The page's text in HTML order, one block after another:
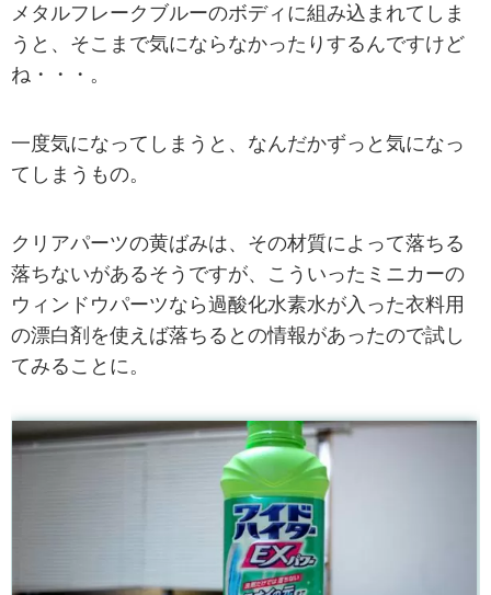
メタルフレークブルーのボディに組み込まれてしま
うと、そこまで気にならなかったりするんですけど
ね・・・。
一度気になってしまうと、なんだかずっと気になっ
てしまうもの。
クリアパーツの黄ばみは、その材質によって落ちる
落ちないがあるそうですが、こういったミニカーの
ウィンドウパーツなら過酸化水素水が入った衣料用
の漂白剤を使えば落ちるとの情報があったので試し
てみることに。